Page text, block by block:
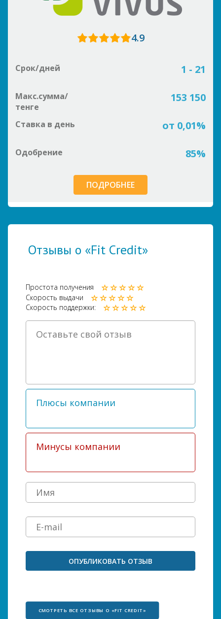
4.9
Срок/дней 1 - 21
Макс.сумма/
тенге
153 150
Ставка в день от 0,01%
Одобрение 85%
ПОДРОБНЕЕ
Отзывы о «Fit Credit»
Простота получения
Скорость выдачи
Скорость поддержки:
СМОТРЕТЬ ВСЕ ОТЗЫВЫ О «FIT CREDIT»